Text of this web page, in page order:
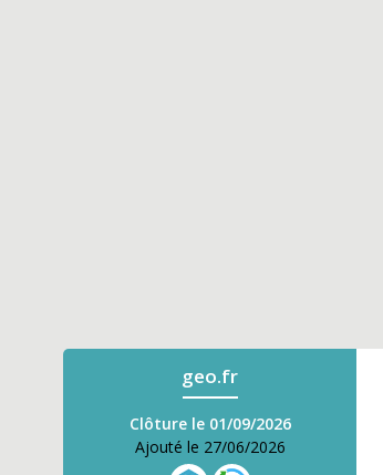
geo.fr
Clôture le 01/09/2026
Ajouté le 27/06/2026